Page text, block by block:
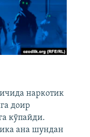
наркотик
доир
кўпайди.
ана шундан